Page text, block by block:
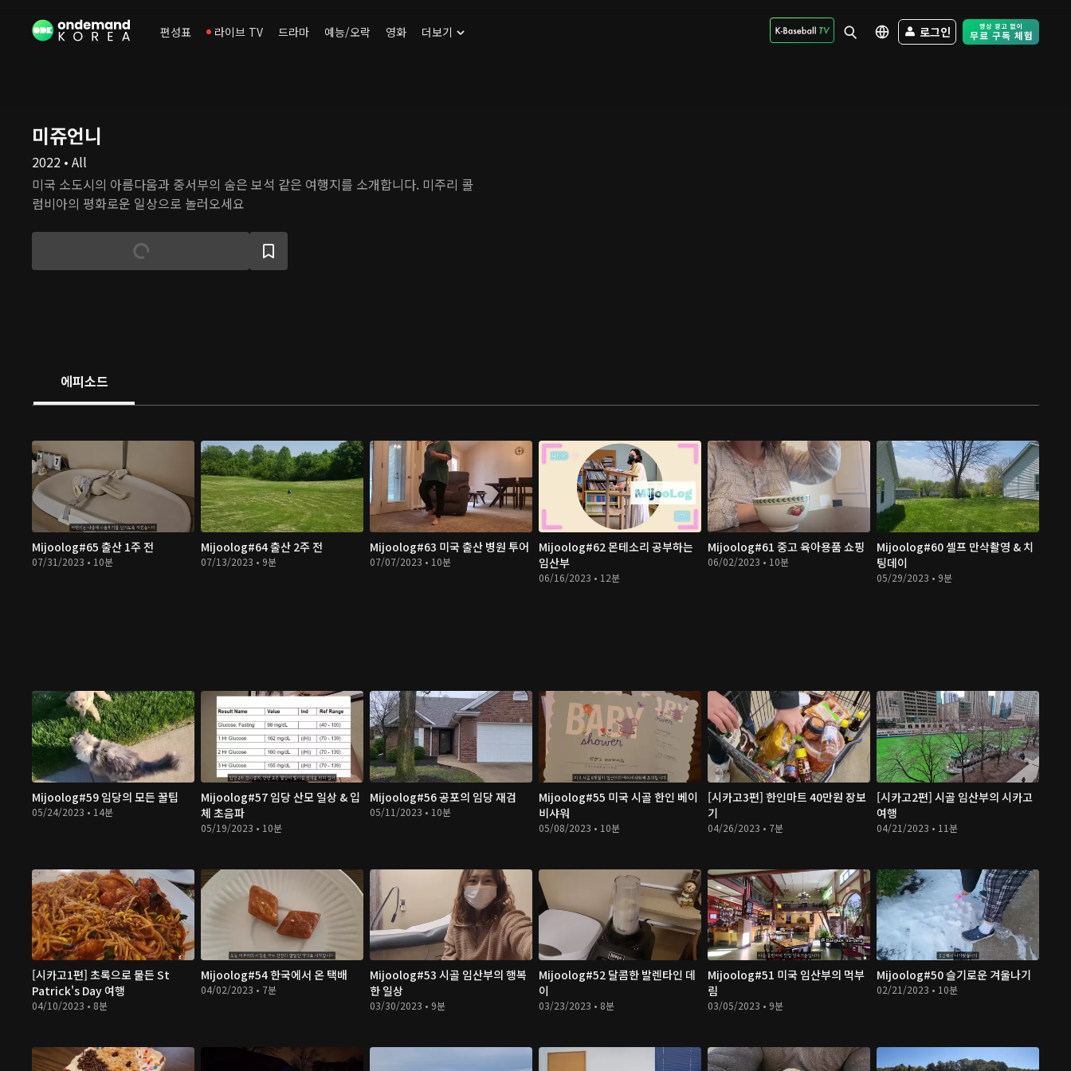
편성표 라이브 TV 드라마 예능/오락 영화 더보기 로그인 Free Trial -
미쥬언니
2022 • All
미국 소도시의 아름다움과 중서부의 숨은 보석 같은 여행지를 소개합니다. 미주리 콜
럼비아의 평화로운 일상으로 놀러오세요
에피소드
Mijoolog#65 출산 1주 전
07/31/2023 • 10분
Mijoolog#64 출산 2주 전
07/13/2023 • 9분
Mijoolog#63 미국 출산 병원 투어
07/07/2023 • 10분
Mijoolog#62 몬테소리 공부하는
임산부
06/16/2023 • 12분
Mijoolog#61 중고 육아용품 쇼핑
06/02/2023 • 10분
Mijoolog#60 셀프 만삭촬영 & 치
팅데이
05/29/2023 • 9분
Mijoolog#59 임당의 모든 꿀팁
05/24/2023 • 14분
Mijoolog#57 임당 산모 일상 & 입
체 초음파
05/19/2023 • 10분
Mijoolog#56 공포의 임당 재검
05/11/2023 • 10분
Mijoolog#55 미국 시골 한인 베이
비샤워
05/08/2023 • 10분
[시카고3편] 한인마트 40만원 장보
기
04/26/2023 • 7분
[시카고2편] 시골 임산부의 시카고
여행
04/21/2023 • 11분
[시카고1편] 초록으로 물든 St
Patrick's Day 여행
04/10/2023 • 8분
Mijoolog#54 한국에서 온 택배
04/02/2023 • 7분
Mijoolog#53 시골 임산부의 행복
한 일상
03/30/2023 • 9분
Mijoolog#52 달콤한 발렌타인 데
이
03/23/2023 • 8분
Mijoolog#51 미국 임산부의 먹부
림
03/05/2023 • 9분
Mijoolog#50 슬기로운 겨울나기
02/21/2023 • 10분